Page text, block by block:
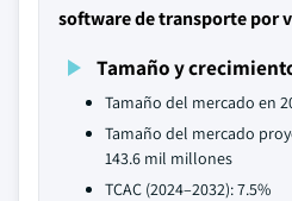
software de transporte por
Tamaño y
Tamaño del mercado en
Tamaño del mercado
143.6 mil millones
TCAC (2024–2032): 7.5%